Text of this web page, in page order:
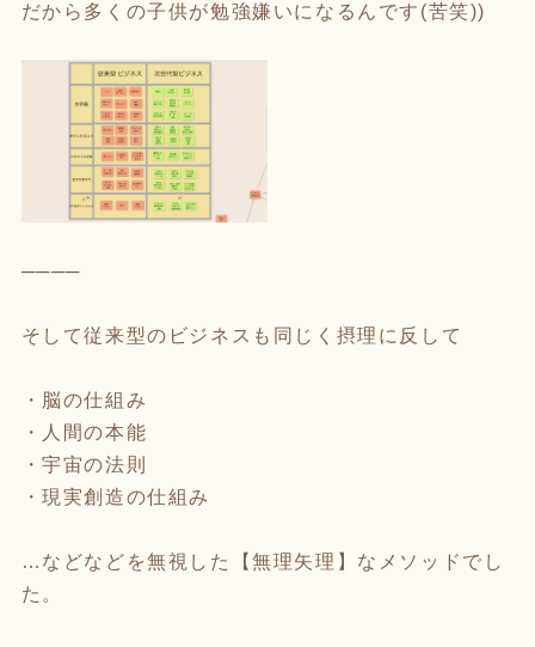
だから多くの子供が勉強嫌いになるんです(苦笑))
────
そして従来型のビジネスも同じく摂理に反して
・脳の仕組み
・人間の本能
・宇宙の法則
・現実創造の仕組み
…などなどを無視した【無理矢理】なメソッドでし
た。